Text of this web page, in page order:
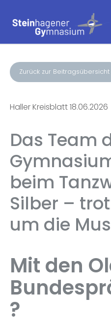
Zurück zur Beitragsübersicht
Haller Kreisblatt 18.06.2026
Das Team
beim
Silber –
um die
Mit den
?